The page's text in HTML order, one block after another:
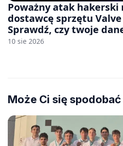
Poważny atak hakerski
dostawcę sprzętu
Sprawdź, czy twoje
10 sie 2026
Może Ci się spodobać